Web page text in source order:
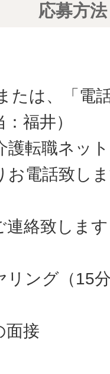
応募方法
たは、「電
福井）
護転職ネッ
お電話致し
連絡致します
リング（15
面接